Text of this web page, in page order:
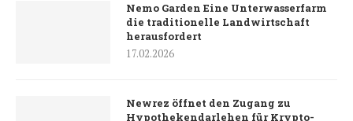
Nemo Garden Eine Unterwasserfarm
die traditionelle Landwirtschaft
herausfordert
17.02.2026
Newrez öffnet den Zugang zu
Hypothekendarlehen für Krypto-